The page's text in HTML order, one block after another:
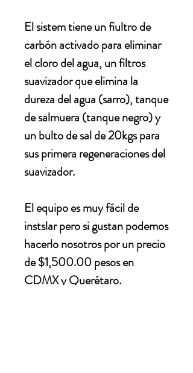
El sistem tiene un fiultro de
carbón activado para eliminar
el cloro del agua, un filtros
suavizador que elimina la
dureza del agua (sarro), tanque
de salmuera (tanque negro) y
un bulto de sal de 20kgs para
sus primera regeneraciones del
suavizador.
El equipo es muy fácil de
instslar pero si gustan podemos
hacerlo nosotros por un precio
de $1,500.00 pesos en
CDMX y Querétaro.